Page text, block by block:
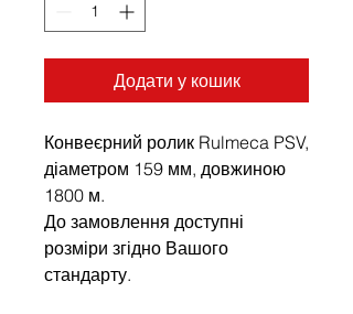
Додати у кошик
Конвеєрний ролик Rulmeca PSV,
діаметром 159 мм, довжиною
1800 м.
До замовлення доступні
розміри згідно Вашого
стандарту.